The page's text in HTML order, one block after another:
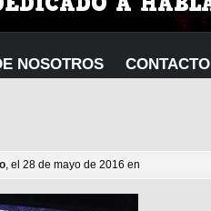
NOSOTROS CONTACTO
, el 28 de mayo de 2016 en